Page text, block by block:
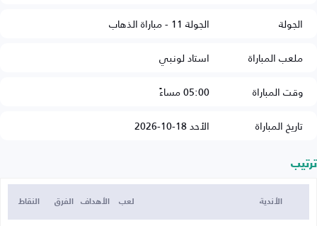
الجولة
الجولة 11 - مباراة الذهاب
ملعب المباراة
استاد لونبي
وقت المباراة
05:00 مساءً
تاريخ المباراة
الأحد 18-10-2026
ترتيب
الأندية لعب الأهداف الفرق النقاط